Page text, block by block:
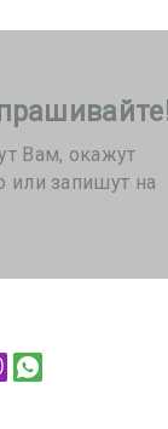
Вам, окажут
или запишут на